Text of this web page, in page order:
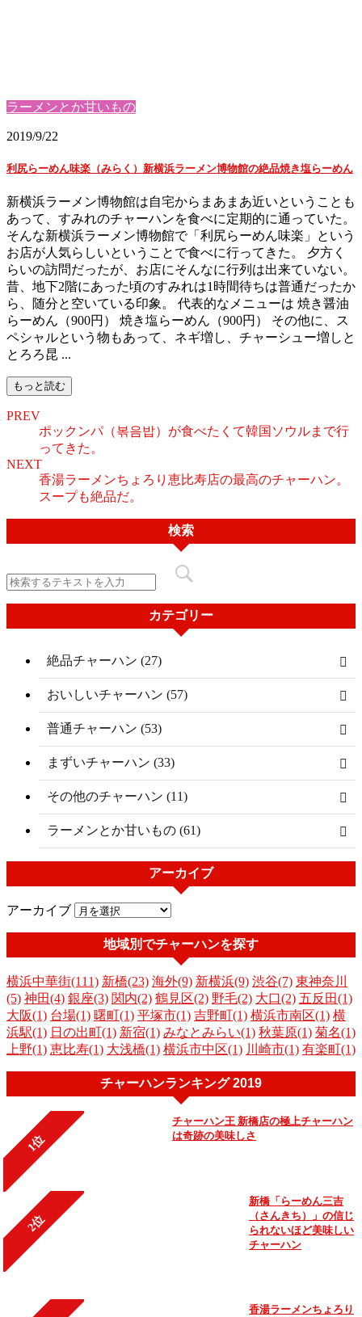
ラーメンとか甘いもの
2019/9/22
利尻らーめん味楽（みらく）新横浜ラーメン博物館の絶品焼き塩らーめん
新横浜ラーメン博物館は自宅からまあまあ近いということも
あって、すみれのチャーハンを食べに定期的に通っていた。
そんな新横浜ラーメン博物館で「利尻らーめん味楽」という
お店が人気らしいということで食べに行ってきた。 夕方く
らいの訪問だったが、お店にそんなに行列は出来ていない。
昔、地下2階にあった頃のすみれは1時間待ちは普通だったか
ら、随分と空いている印象。 代表的なメニューは 焼き醤油
らーめん（900円） 焼き塩らーめん（900円） その他に、ス
ペシャルという物もあって、ネギ増し、チャーシュー増しと
とろろ昆 ...
もっと読む
PREV
ポックンパ（볶음밥）が食べたくて韓国ソウルまで行
ってきた。
NEXT
香湯ラーメンちょろり恵比寿店の最高のチャーハン。
スープも絶品だ。
検索
カテゴリー
絶品チャーハン (27)
おいしいチャーハン (57)
普通チャーハン (53)
まずいチャーハン (33)
その他のチャーハン (11)
ラーメンとか甘いもの (61)
アーカイブ
アーカイブ
地域別でチャーハンを探す
横浜中華街(111) 新橋(23) 海外(9) 新横浜(9) 渋谷(7) 東神奈川
(5) 神田(4) 銀座(3) 関内(2) 鶴見区(2) 野毛(2) 大口(2) 五反田(1)
大阪(1) 台場(1) 曙町(1) 平塚市(1) 吉野町(1) 横浜市南区(1) 横
浜駅(1) 日の出町(1) 新宿(1) みなとみらい(1) 秋葉原(1) 菊名(1)
上野(1) 恵比寿(1) 大浅橋(1) 横浜市中区(1) 川崎市(1) 有楽町(1)
チャーハンランキング 2019
1位
チャーハン王 新橋店の極上チャーハン
は奇跡の美味しさ
2位
新橋「らーめん三吉
（さんきち）」の信じ
られないほど美味しい
チャーハン
香湯ラーメンちょろり